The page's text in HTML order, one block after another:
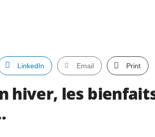
LinkedIn Email Print
hiver, les